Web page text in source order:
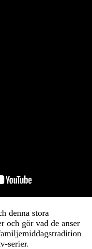
denna stora
och gör vad de anser
serier.